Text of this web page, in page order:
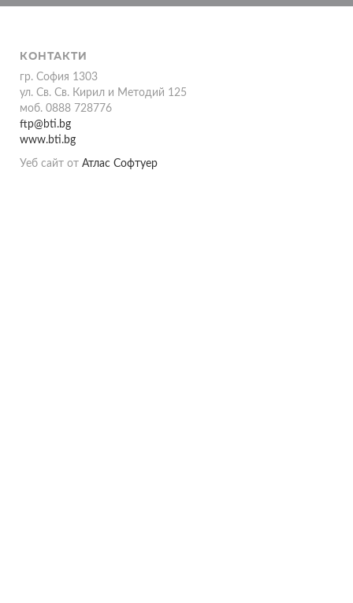
КОНТАКТИ
гр. София 1303
ул. Св. Св. Кирил и Методий 125
моб. 0888 728776
ftp@bti.bg
www.bti.bg
Уеб сайт от Атлас Софтуер